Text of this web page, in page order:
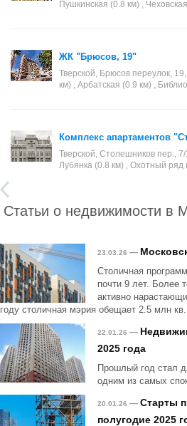
Пушкинская (0.8 км) ,
ЖК "Брюсов, 19"
Тверской, Брюсов переулок,
км) , Арбатская (0.9 км) ,
Комплекс апартаментов
Тверской, Столешников пер.,
Лубянка (0.8 км) , Охотный ряд
Статьи о недвижимости в
23.03.26 —
Столичная
почти 9 лет. Более
активно
году столичная мэрия обещает 2.5 млн
22.01.26 —
2025 года
Прошлый год стал
одним из самых
20.01.26 — Старты
полугодие 2025